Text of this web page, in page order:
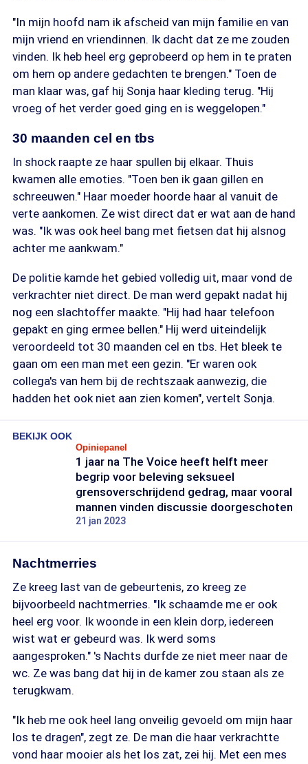
"In mijn hoofd nam ik afscheid van mijn familie en van
mijn vriend en vriendinnen. Ik dacht dat ze me zouden
vinden. Ik heb heel erg geprobeerd op hem in te praten
om hem op andere gedachten te brengen." Toen de
man klaar was, gaf hij Sonja haar kleding terug. "Hij
vroeg of het verder goed ging en is weggelopen."
30 maanden cel en tbs
In shock raapte ze haar spullen bij elkaar. Thuis
kwamen alle emoties. "Toen ben ik gaan gillen en
schreeuwen." Haar moeder hoorde haar al vanuit de
verte aankomen. Ze wist direct dat er wat aan de hand
was. "Ik was ook heel bang met fietsen dat hij alsnog
achter me aankwam."
De politie kamde het gebied volledig uit, maar vond de
verkrachter niet direct. De man werd gepakt nadat hij
nog een slachtoffer maakte. "Hij had haar telefoon
gepakt en ging ermee bellen." Hij werd uiteindelijk
veroordeeld tot 30 maanden cel en tbs. Het bleek te
gaan om een man met een gezin. "Er waren ook
collega's van hem bij de rechtszaak aanwezig, die
hadden het ook niet aan zien komen", vertelt Sonja.
BEKIJK OOK
Opiniepanel
1 jaar na The Voice heeft helft meer
begrip voor beleving seksueel
grensoverschrijdend gedrag, maar vooral
mannen vinden discussie doorgeschoten
21 jan 2023
Nachtmerries
Ze kreeg last van de gebeurtenis, zo kreeg ze
bijvoorbeeld nachtmerries. "Ik schaamde me er ook
heel erg voor. Ik woonde in een klein dorp, iedereen
wist wat er gebeurd was. Ik werd soms
aangesproken." 's Nachts durfde ze niet meer naar de
wc. Ze was bang dat hij in de kamer zou staan als ze
terugkwam.
"Ik heb me ook heel lang onveilig gevoeld om mijn haar
los te dragen", zegt ze. De man die haar verkrachtte
vond haar mooier als het los zat, zei hij. Met een mes